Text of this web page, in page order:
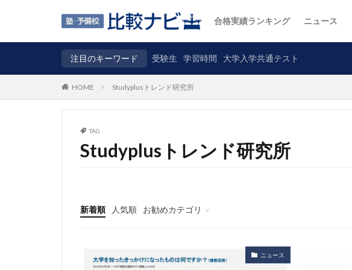
合格実績ランキング ニュース
注目のキーワード 受験生 学習時間 大学入学共通テスト
HOME Studyplusトレンド研究所
TAG
Studyplusトレンド研究所
新着順 人気順
お勧めカテゴリ
ニュース
自主調査
コラム
カテゴリ
ニュース